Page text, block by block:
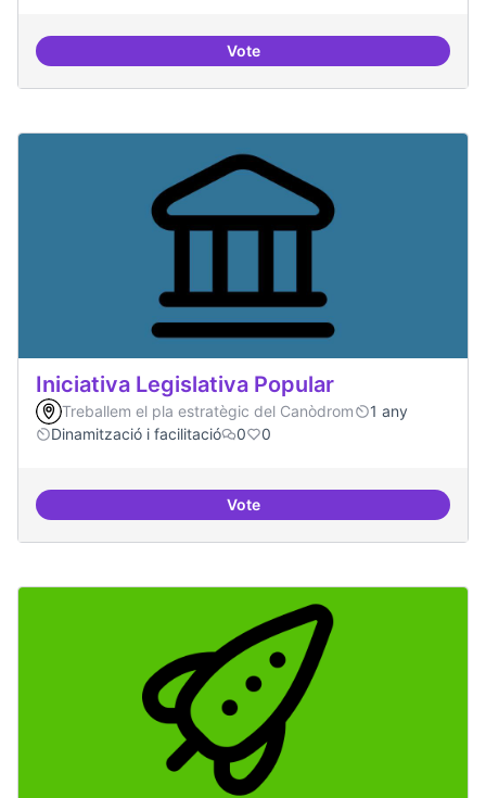
VoteIniciar línia de DDHH i capa
Iniciativa Legislativa Popular
Treballem el pla estratègic del Canòdrom
1 any
Dinamització i facilitació
0 0
VoteIniciativa Legislativa Popular